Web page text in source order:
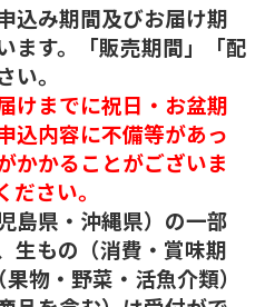
込み期間及びお届け期
ます。「販売期間」「配
。
けまでに祝日・お盆期
込内容に不備等があっ
かかることがございま
さい。
島県・沖縄県）の一部
生もの（消費・賞味期
物・野菜・活魚介類）